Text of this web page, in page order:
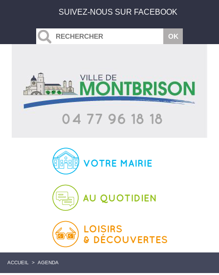
SUIVEZ-NOUS SUR FACEBOOK
ACCUEIL > AGENDA